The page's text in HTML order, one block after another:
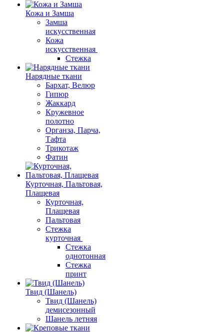
Кожа и Замша
Замша
искусственная
Кожа
искусственная
Стежка
Нарядные ткани
Бархат, Велюр
Гипюр
Жаккард
Кружевное
полотно
Органза, Парча,
Тафта
Трикотаж
Фатин
Курточная, Пальтовая,
Плащевая
Курточная,
Плащевая
Пальтовая
Стежка
курточная
Стежка
однотонная
Стежка
принт
Твид (Шанель)
Твид (Шанель)
демисезонный
Шанель летняя